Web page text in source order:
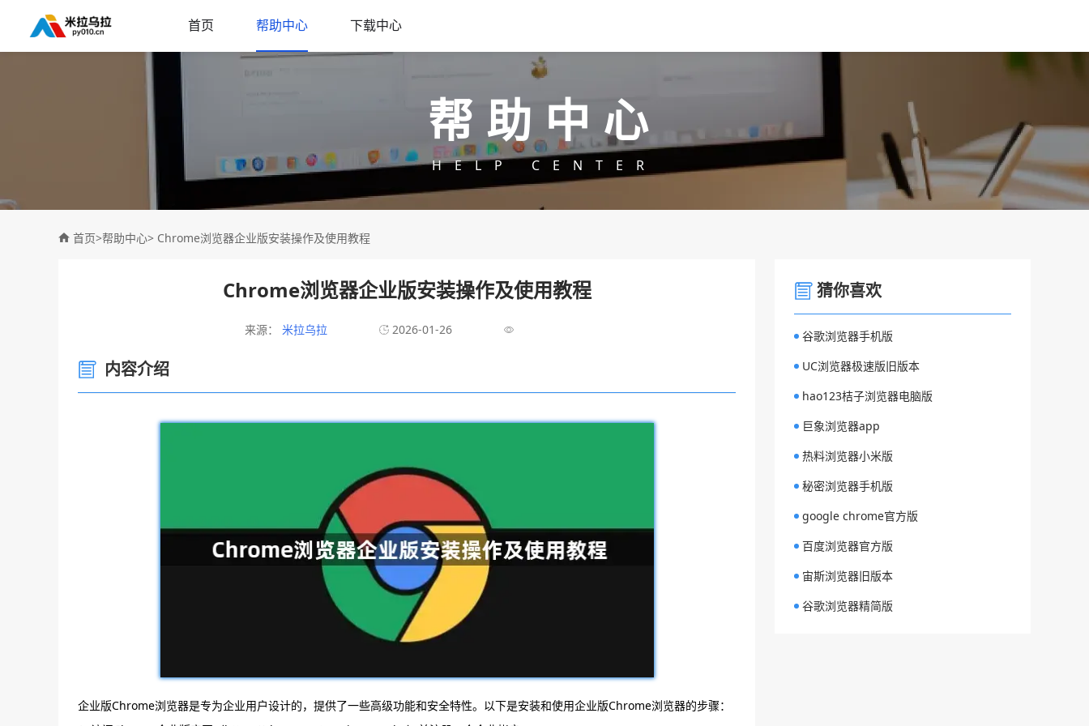
首页 帮助中心 下载中心
帮助中心
HELP CENTER
首页>帮助中心> Chrome浏览器企业版安装操作及使用教程
Chrome浏览器企业版安装操作及使用教程
来源： 米拉乌拉 2026-01-26
内容介绍
企业版Chrome浏览器是专为企业用户设计的，提供了一些高级功能和安全特性。以下是安装和使用企业版Chrome浏览器的步骤：
猜你喜欢
谷歌浏览器手机版
UC浏览器极速版旧版本
hao123桔子浏览器电脑版
巨象浏览器app
热料浏览器小米版
秘密浏览器手机版
google chrome官方版
百度浏览器官方版
宙斯浏览器旧版本
谷歌浏览器精简版